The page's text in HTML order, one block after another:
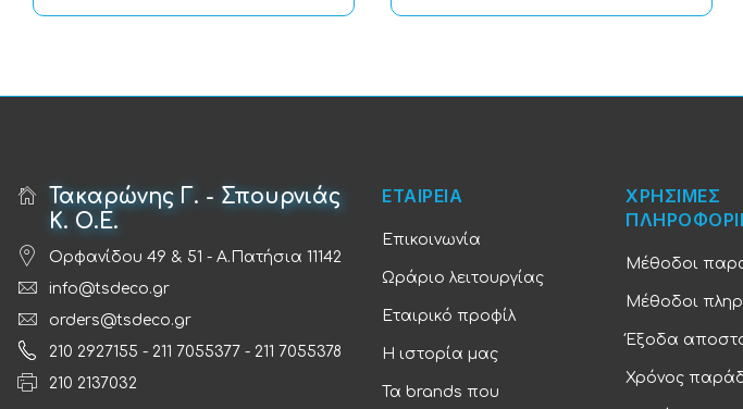
Τακαρώνης Γ. - Σπουρνιάς
Κ. Ο.Ε.
Ορφανίδου 49 & 51 - Α.Πατήσια 11142
info@tsdeco.gr
orders@tsdeco.gr
210 2927155 - 211 7055377 - 211 7055378
210 2137032
ΕΤΑΙΡΕΙΑ
Επικοινωνία
Ωράριο λειτουργίας
Εταιρικό προφίλ
Η ιστορία μας
Τα brands που
ΧΡΗΣΙΜΕΣ
Μέθοδοι
Μέθοδοι
Έξοδα
Χρόνος